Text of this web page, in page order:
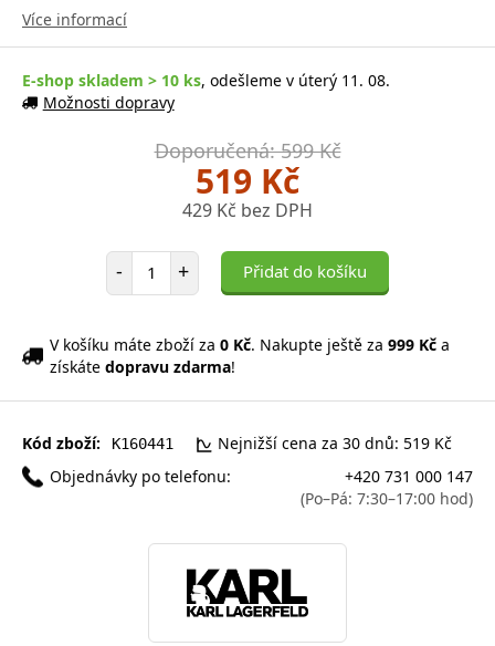
Více informací
E-shop skladem > 10 ks, odešleme v úterý 11. 08.
Možnosti dopravy
Doporučená: 599 Kč
519 Kč
429 Kč bez DPH
- Počet položek
+ Přidat do košíku
V košíku máte zboží za 0 Kč. Nakupte ještě za 999 Kč a
získáte dopravu zdarma!
Kód zboží: K160441
Nejnižší cena za 30 dnů: 519 Kč
Objednávky po telefonu:
+420 731 000 147
(Po–Pá: 7:30–17:00 hod)